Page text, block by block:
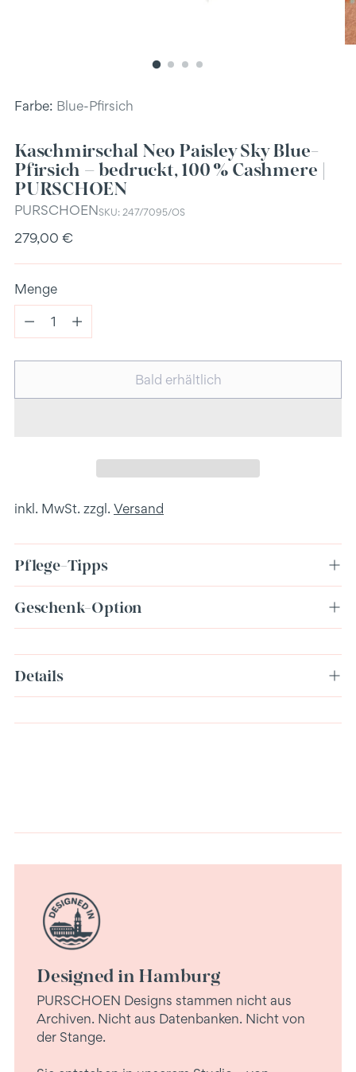
Farbe: Blue-Pfirsich
Kaschmirschal Neo Paisley Sky Blue-
Pfirsich – bedruckt, 100 % Cashmere |
PURSCHOEN
PURSCHOENSKU: 247/7095/OS
Regulärer
279,00 €
Menge
Menge
Bald erhältlich
inkl. MwSt. zzgl. Versand
Pflege-Tipps
Geschenk-Option
in
den
Details
Designed in Hamburg
PURSCHOEN Designs stammen nicht aus
Archiven. Nicht aus Datenbanken. Nicht von
der Stange.